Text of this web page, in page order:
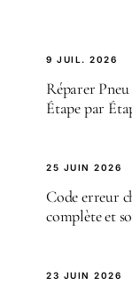
9 JUIL. 2026
Réparer
Étape par
25 JUIN 2026
Code erreur
complète et
23 JUIN 2026